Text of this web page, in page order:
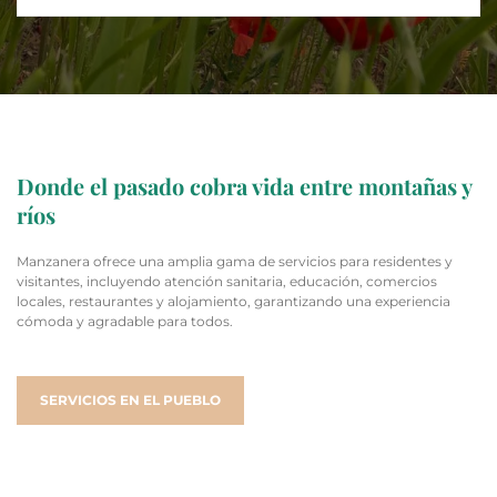
Donde el pasado cobra vida entre montañas y
ríos
Manzanera ofrece una amplia gama de servicios para residentes y
visitantes, incluyendo atención sanitaria, educación, comercios
locales, restaurantes y alojamiento, garantizando una experiencia
cómoda y agradable para todos.
SERVICIOS EN EL PUEBLO